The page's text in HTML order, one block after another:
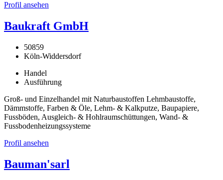
Profil ansehen
Baukraft GmbH
50859
Köln-Widdersdorf
Handel
Ausführung
Groß- und Einzelhandel mit Naturbaustoffen Lehmbaustoffe,
Dämmstoffe, Farben & Öle, Lehm- & Kalkputze, Baupapiere,
Fussböden, Ausgleich- & Hohlraumschüttungen, Wand- &
Fussbodenheizungssysteme
Profil ansehen
Bauman'sarl